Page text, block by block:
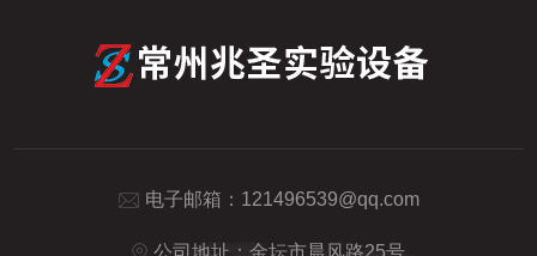
电子邮箱： 121496539@qq.com
公司地址：金坛市晨风路25号